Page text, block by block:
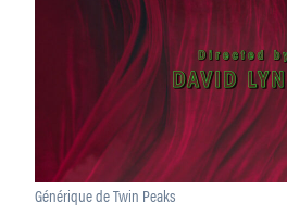
Générique de Twin Peaks